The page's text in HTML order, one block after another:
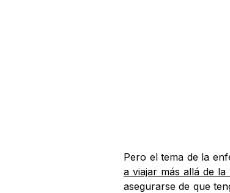
Pero el tema de la
a viajar más allá de la
asegurarse de que